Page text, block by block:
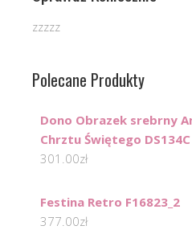
zzzzz
Polecane Produkty
Dono Obrazek srebrny
Chrztu Świętego DS134C
301.00zł
Festina Retro F16823_2
377.00zł